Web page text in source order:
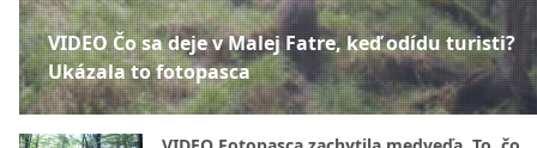
VIDEO Čo sa deje v Malej Fatre, keď odídu turisti?
Ukázala to fotopasca